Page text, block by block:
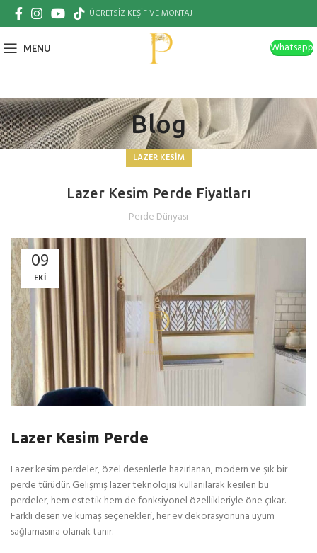
ÜCRETSİZ KEŞİF VE MONTAJ
MENU Whatsapp
Blog
LAZER KESIM
Lazer Kesim Perde Fiyatları
Perde Dünyası
09
EKI
Lazer Kesim Perde
Lazer kesim perdeler, özel desenlerle hazırlanan, modern ve şık bir
perde türüdür. Gelişmiş lazer teknolojisi kullanılarak kesilen bu
perdeler, hem estetik hem de fonksiyonel özellikleriyle öne çıkar.
Farklı desen ve kumaş seçenekleri, her ev dekorasyonuna uyum
sağlamasına olanak tanır.